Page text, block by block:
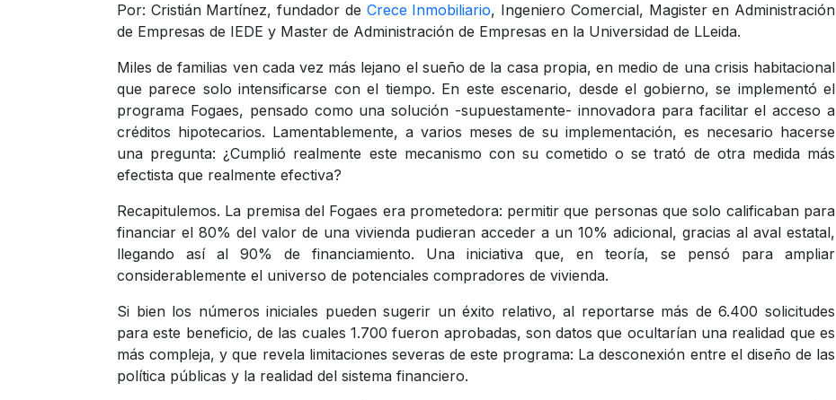
Por: Cristián Martínez, fundador de Crece Inmobiliario, Ingeniero Comercial, Magister en Administración
de Empresas de IEDE y Master de Administración de Empresas en la Universidad de LLeida.
Miles de familias ven cada vez más lejano el sueño de la casa propia, en medio de una crisis habitacional
que parece solo intensificarse con el tiempo. En este escenario, desde el gobierno, se implementó el
programa Fogaes, pensado como una solución -supuestamente- innovadora para facilitar el acceso a
créditos hipotecarios. Lamentablemente, a varios meses de su implementación, es necesario hacerse
una pregunta: ¿Cumplió realmente este mecanismo con su cometido o se trató de otra medida más
efectista que realmente efectiva?
Recapitulemos. La premisa del Fogaes era prometedora: permitir que personas que solo calificaban para
financiar el 80% del valor de una vivienda pudieran acceder a un 10% adicional, gracias al aval estatal,
llegando así al 90% de financiamiento. Una iniciativa que, en teoría, se pensó para ampliar
considerablemente el universo de potenciales compradores de vivienda.
Si bien los números iniciales pueden sugerir un éxito relativo, al reportarse más de 6.400 solicitudes
para este beneficio, de las cuales 1.700 fueron aprobadas, son datos que ocultarían una realidad que es
más compleja, y que revela limitaciones severas de este programa: La desconexión entre el diseño de las
política públicas y la realidad del sistema financiero.